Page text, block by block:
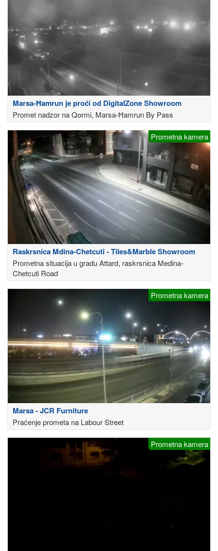
Marsa-Ħamrun je proći od DigitalZone Showroom
Promet nadzor na Qormi, Marsa-Ħamrun By Pass
Prometna kamera
Raskrsnica Mdina-Chetcuti - Tiles&Marble Showroom
Prometna situacija u gradu Attard, raskrsnica Medina-
Chetcuti Road
Prometna kamera
Marsa - JCR Furniture
Praćenje prometa na Labour Street
Prometna kamera